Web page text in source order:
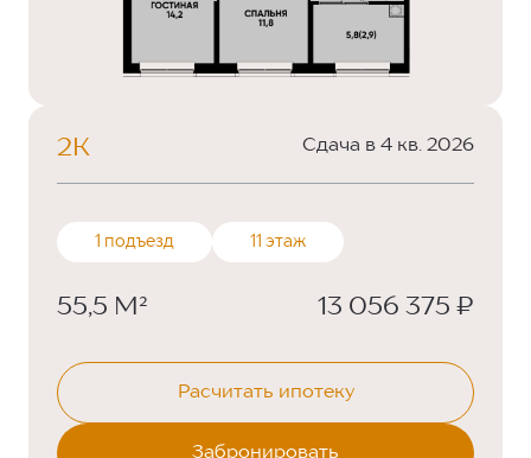
2К Сдача в 4 кв. 2026
1 подъезд 11 этаж
55,5 М² 13 056 375 ₽
Расчитать ипотеку
Забронировать